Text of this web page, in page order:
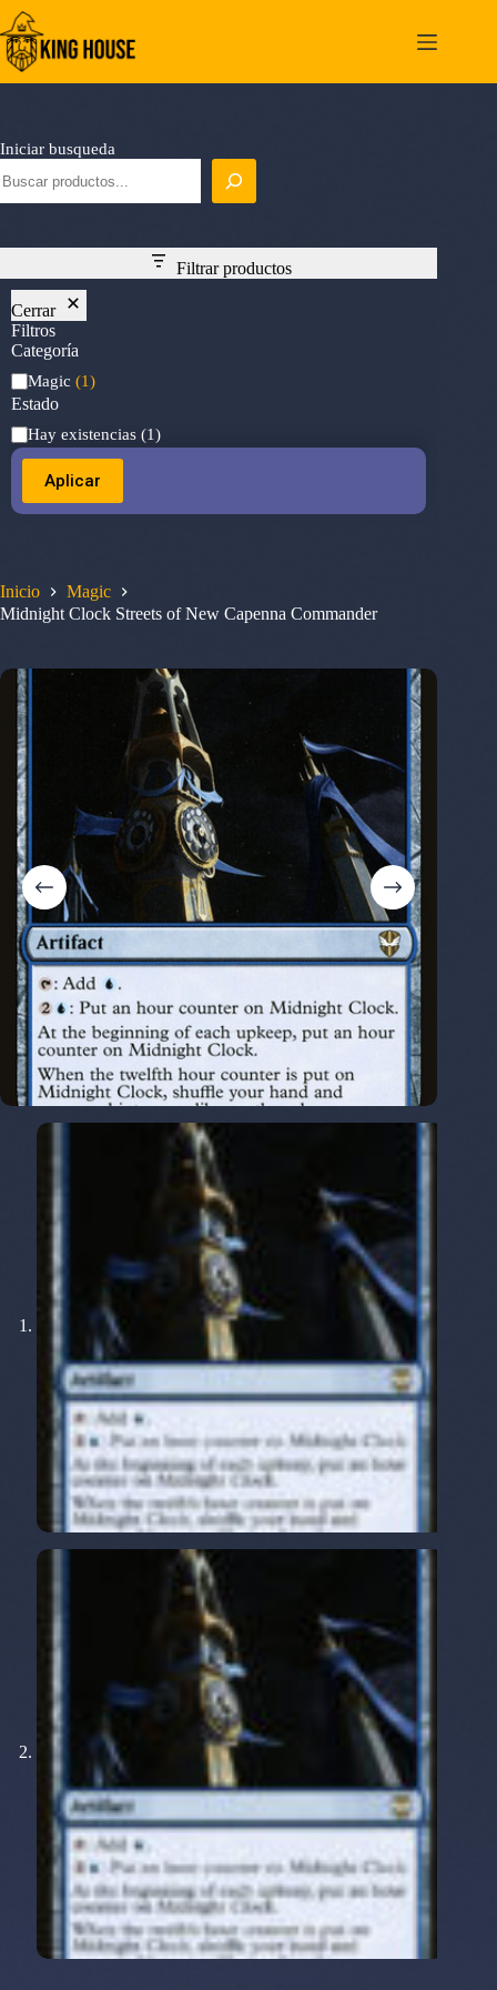
Saltar
al
contenido
Inicio
Magic
Midnight Clock Streets of New Capenna Commander
Iniciar busqueda
Filtrar productos
Cerrar
Filtros
Categoría
Categoría
Magic (1)
Estado
Estado
Hay existencias (1)
Aplicar